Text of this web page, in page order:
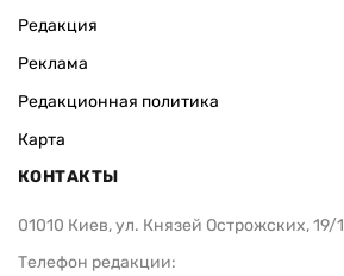
Редакция
Реклама
Редакционная политика
Карта
КОНТАКТЫ
01010 Киев, ул. Князей Острожских, 19/1
Телефон редакции: